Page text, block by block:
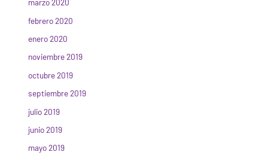
marzo 2020
febrero 2020
enero 2020
noviembre 2019
octubre 2019
septiembre 2019
julio 2019
junio 2019
mayo 2019